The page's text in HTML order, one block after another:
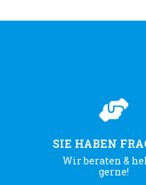
SIE HABEN
Wir beraten &
gerne!